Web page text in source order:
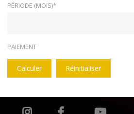
PÉRIODE (MOIS)*
PAIEMENT
Calculer Réinitialiser